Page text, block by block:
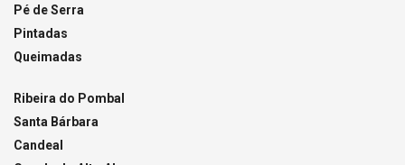
Pé de Serra
Pintadas
Queimadas
Ribeira do Pombal
Santa Bárbara
Candeal